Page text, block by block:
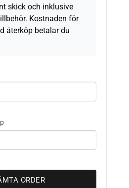
skick och inklusive
Kostnaden för
återköp betalar du
ORDER